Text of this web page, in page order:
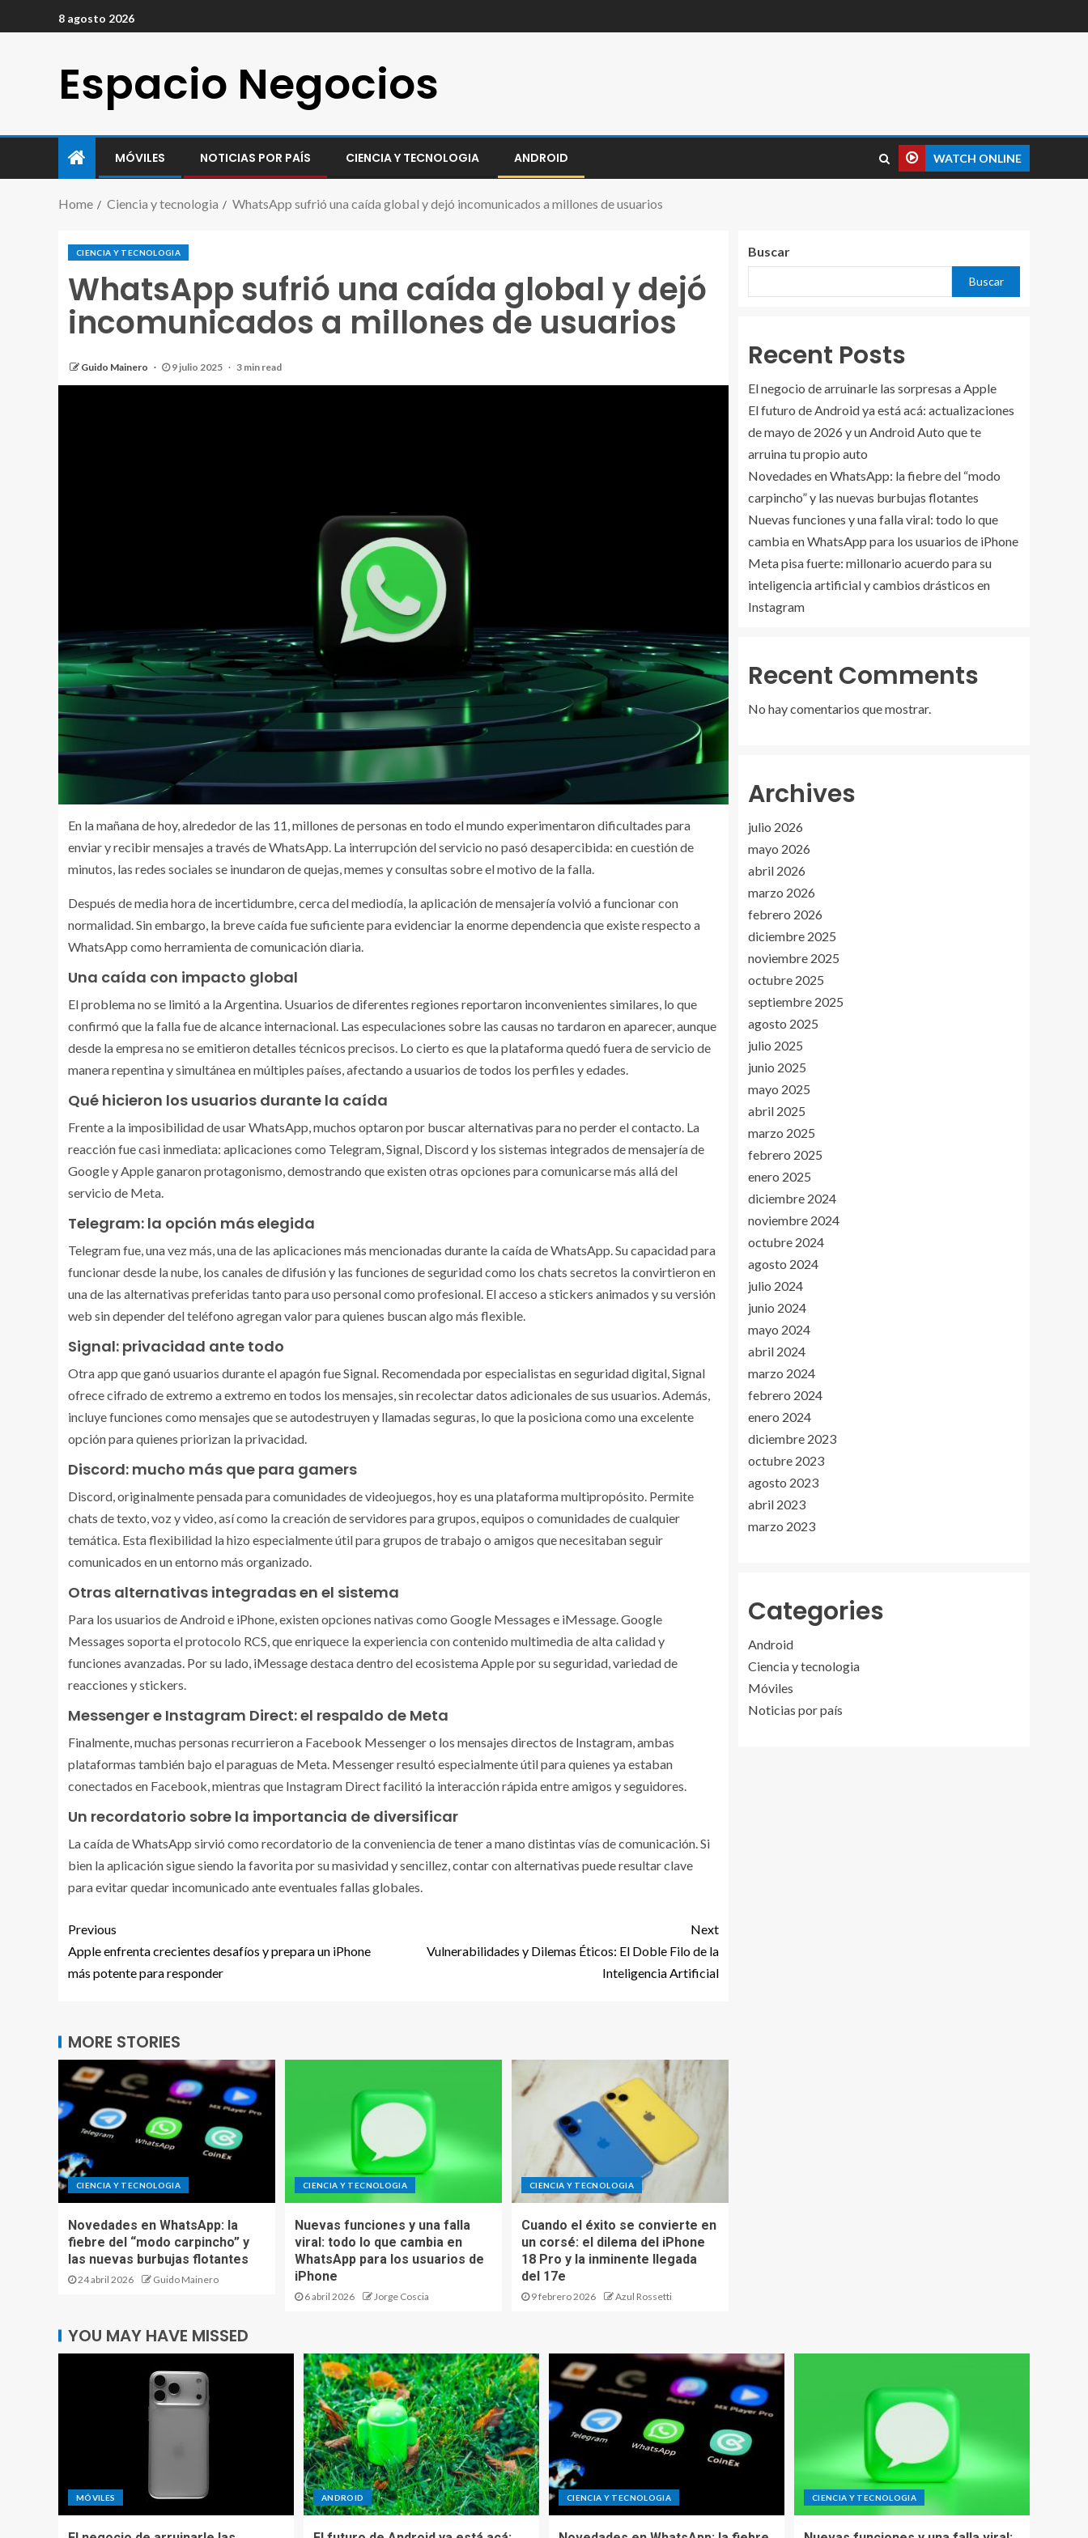
8 agosto 2026
Espacio Negocios
MÓVILES NOTICIAS POR PAÍS CIENCIA Y TECNOLOGIA ANDROID WATCH ONLINE
Home Ciencia y tecnologia WhatsApp sufrió una caída global y dejó incomunicados a millones de usuarios
CIENCIA Y TECNOLOGIA
WhatsApp sufrió una caída global y dejó
incomunicados a millones de usuarios
Guido Mainero 9 julio 2025 3 min read
En la mañana de hoy, alrededor de las 11, millones de personas en todo el mundo experimentaron dificultades para
enviar y recibir mensajes a través de WhatsApp. La interrupción del servicio no pasó desapercibida: en cuestión de
minutos, las redes sociales se inundaron de quejas, memes y consultas sobre el motivo de la falla.
Después de media hora de incertidumbre, cerca del mediodía, la aplicación de mensajería volvió a funcionar con
normalidad. Sin embargo, la breve caída fue suficiente para evidenciar la enorme dependencia que existe respecto a
WhatsApp como herramienta de comunicación diaria.
Una caída con impacto global
El problema no se limitó a la Argentina. Usuarios de diferentes regiones reportaron inconvenientes similares, lo que
confirmó que la falla fue de alcance internacional. Las especulaciones sobre las causas no tardaron en aparecer, aunque
desde la empresa no se emitieron detalles técnicos precisos. Lo cierto es que la plataforma quedó fuera de servicio de
manera repentina y simultánea en múltiples países, afectando a usuarios de todos los perfiles y edades.
Qué hicieron los usuarios durante la caída
Frente a la imposibilidad de usar WhatsApp, muchos optaron por buscar alternativas para no perder el contacto. La
reacción fue casi inmediata: aplicaciones como Telegram, Signal, Discord y los sistemas integrados de mensajería de
Google y Apple ganaron protagonismo, demostrando que existen otras opciones para comunicarse más allá del
servicio de Meta.
Telegram: la opción más elegida
Telegram fue, una vez más, una de las aplicaciones más mencionadas durante la caída de WhatsApp. Su capacidad para
funcionar desde la nube, los canales de difusión y las funciones de seguridad como los chats secretos la convirtieron en
una de las alternativas preferidas tanto para uso personal como profesional. El acceso a stickers animados y su versión
web sin depender del teléfono agregan valor para quienes buscan algo más flexible.
Signal: privacidad ante todo
Otra app que ganó usuarios durante el apagón fue Signal. Recomendada por especialistas en seguridad digital, Signal
ofrece cifrado de extremo a extremo en todos los mensajes, sin recolectar datos adicionales de sus usuarios. Además,
incluye funciones como mensajes que se autodestruyen y llamadas seguras, lo que la posiciona como una excelente
opción para quienes priorizan la privacidad.
Discord: mucho más que para gamers
Discord, originalmente pensada para comunidades de videojuegos, hoy es una plataforma multipropósito. Permite
chats de texto, voz y video, así como la creación de servidores para grupos, equipos o comunidades de cualquier
temática. Esta flexibilidad la hizo especialmente útil para grupos de trabajo o amigos que necesitaban seguir
comunicados en un entorno más organizado.
Otras alternativas integradas en el sistema
Para los usuarios de Android e iPhone, existen opciones nativas como Google Messages e iMessage. Google
Messages soporta el protocolo RCS, que enriquece la experiencia con contenido multimedia de alta calidad y
funciones avanzadas. Por su lado, iMessage destaca dentro del ecosistema Apple por su seguridad, variedad de
reacciones y stickers.
Messenger e Instagram Direct: el respaldo de Meta
Finalmente, muchas personas recurrieron a Facebook Messenger o los mensajes directos de Instagram, ambas
plataformas también bajo el paraguas de Meta. Messenger resultó especialmente útil para quienes ya estaban
conectados en Facebook, mientras que Instagram Direct facilitó la interacción rápida entre amigos y seguidores.
Un recordatorio sobre la importancia de diversificar
La caída de WhatsApp sirvió como recordatorio de la conveniencia de tener a mano distintas vías de comunicación. Si
bien la aplicación sigue siendo la favorita por su masividad y sencillez, contar con alternativas puede resultar clave
para evitar quedar incomunicado ante eventuales fallas globales.
Previous
Apple enfrenta crecientes desafíos y prepara un iPhone
más potente para responder
Next
Vulnerabilidades y Dilemas Éticos: El Doble Filo de la
Inteligencia Artificial
MORE STORIES
CIENCIA Y TECNOLOGIA
Novedades en WhatsApp: la
fiebre del “modo carpincho” y
las nuevas burbujas flotantes
24 abril 2026 Guido Mainero
CIENCIA Y TECNOLOGIA
Nuevas funciones y una falla
viral: todo lo que cambia en
WhatsApp para los usuarios de
iPhone
6 abril 2026 Jorge Coscia
CIENCIA Y TECNOLOGIA
Cuando el éxito se convierte en
un corsé: el dilema del iPhone
18 Pro y la inminente llegada
del 17e
9 febrero 2026 Azul Rossetti
Buscar
Buscar
Recent Posts
El negocio de arruinarle las sorpresas a Apple
El futuro de Android ya está acá: actualizaciones
de mayo de 2026 y un Android Auto que te
arruina tu propio auto
Novedades en WhatsApp: la fiebre del “modo
carpincho” y las nuevas burbujas flotantes
Nuevas funciones y una falla viral: todo lo que
cambia en WhatsApp para los usuarios de iPhone
Meta pisa fuerte: millonario acuerdo para su
inteligencia artificial y cambios drásticos en
Instagram
Recent Comments
No hay comentarios que mostrar.
Archives
julio 2026
mayo 2026
abril 2026
marzo 2026
febrero 2026
diciembre 2025
noviembre 2025
octubre 2025
septiembre 2025
agosto 2025
julio 2025
junio 2025
mayo 2025
abril 2025
marzo 2025
febrero 2025
enero 2025
diciembre 2024
noviembre 2024
octubre 2024
agosto 2024
julio 2024
junio 2024
mayo 2024
abril 2024
marzo 2024
febrero 2024
enero 2024
diciembre 2023
octubre 2023
agosto 2023
abril 2023
marzo 2023
Categories
Android
Ciencia y tecnologia
Móviles
Noticias por país
YOU MAY HAVE MISSED
MÓVILES ANDROID CIENCIA Y TECNOLOGIA CIENCIA Y TECNOLOGIA